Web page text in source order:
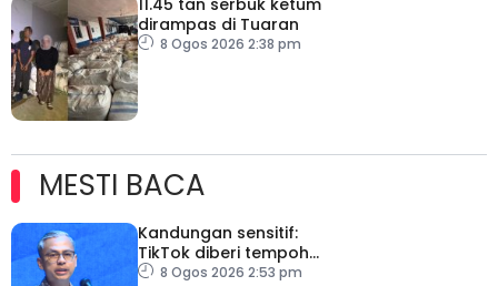
dirampas di Tuaran
8 Ogos 2026 2:38 pm
MESTI BACA
Kandungan sensitif:
TikTok diberi tempoh
perkukuh sistem
8 Ogos 2026 2:53 pm